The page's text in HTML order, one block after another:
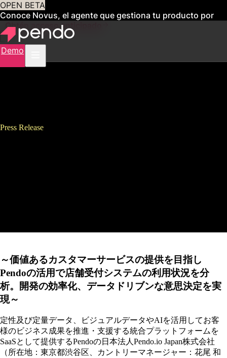
OPEN BETA
Conoce Novus, el agente que gestiona tu producto por
Obtén acceso anticipado
Demo
Press Release
～価値あるカスタマーサービスの提供を目指し
Pendoの活用で店舗受付システムの利用状況を分
析。開発の効率化、データドリブンな意思決定を実
現～
定性及び定量データ、ビジュアルデータやAIを活用してお客
様のビジネス成果を推進・支援する統合プラットフォームを
SaaSとして提供するPendoの日本法人Pendo.io Japan株式会社
（所在地：東京都渋谷区、カントリーマネージャー：花尾 和